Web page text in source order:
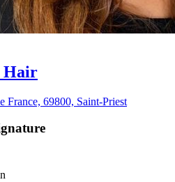
Hair
France, 69800, Saint-Priest